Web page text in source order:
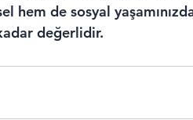
hem de sosyal
değerlidir.